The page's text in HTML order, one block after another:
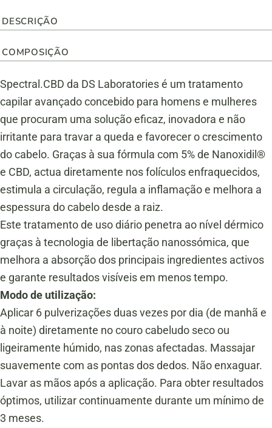
DESCRIÇÃO
COMPOSIÇÃO
Spectral.CBD da DS Laboratories é um tratamento
capilar avançado concebido para homens e mulheres
que procuram uma solução eficaz, inovadora e não
irritante para travar a queda e favorecer o crescimento
do cabelo. Graças à sua fórmula com 5% de Nanoxidil®
e CBD, actua diretamente nos folículos enfraquecidos,
estimula a circulação, regula a inflamação e melhora a
espessura do cabelo desde a raiz.
Este tratamento de uso diário penetra ao nível dérmico
graças à tecnologia de libertação nanossómica, que
melhora a absorção dos principais ingredientes activos
e garante resultados visíveis em menos tempo.
Modo de utilização:
Aplicar 6 pulverizações duas vezes por dia (de manhã e
à noite) diretamente no couro cabeludo seco ou
ligeiramente húmido, nas zonas afectadas. Massajar
suavemente com as pontas dos dedos. Não enxaguar.
Lavar as mãos após a aplicação. Para obter resultados
óptimos, utilizar continuamente durante um mínimo de
3 meses.